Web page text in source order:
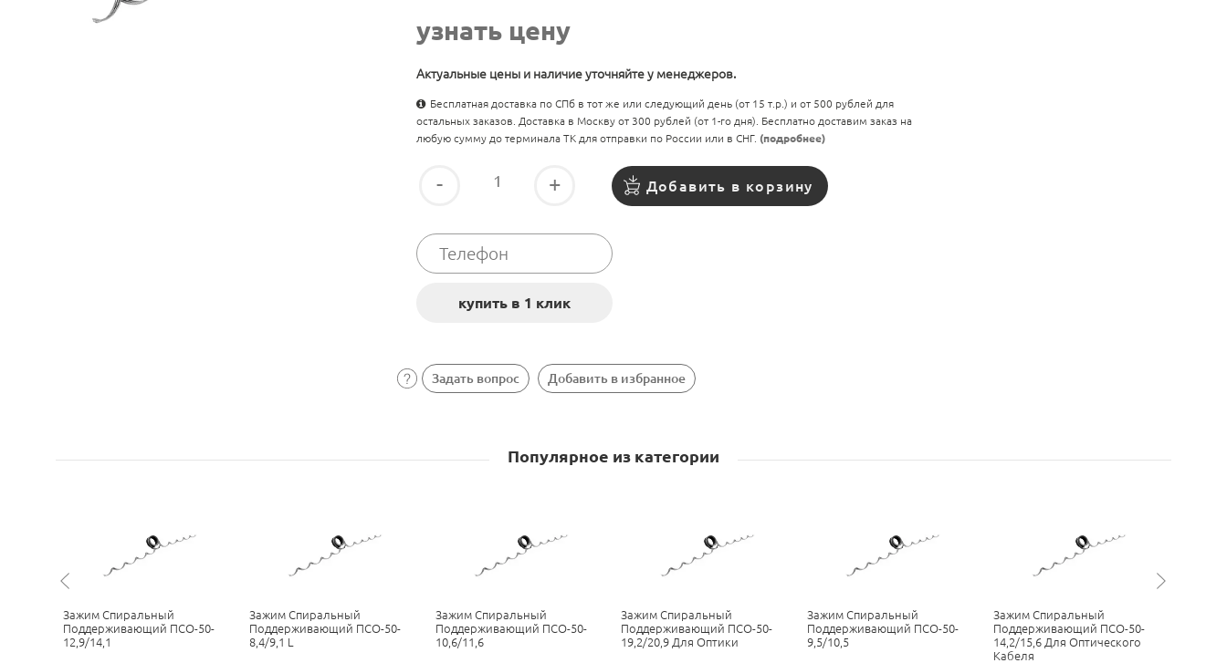
узнать цену
Актуальные цены и наличие уточняйте у менеджеров.
Бесплатная доставка по СПб в тот же или следующий день (от 15 т.р.) и от 500 рублей для
остальных заказов. Доставка в Москву от 300 рублей (от 1-го дня). Бесплатно доставим заказ на
любую сумму до терминала ТК для отправки по России или в СНГ. (подробнее)
- + Добавить в корзину
Задать вопрос Добавить в избранное
Популярное из категории
Зажим Спиральный
Поддерживающий ПСО-50-
12,9/14,1
Зажим Спиральный
Поддерживающий ПСО-50-
8,4/9,1 L
Зажим Спиральный
Поддерживающий ПСО-50-
10,6/11,6
Зажим Спиральный
Поддерживающий ПСО-50-
19,2/20,9 Для Оптики
Зажим Спиральный
Поддерживающий ПСО-50-
9,5/10,5
Зажим Спиральный
Поддерживающий ПСО-50-
14,2/15,6 Для Оптического
Кабеля